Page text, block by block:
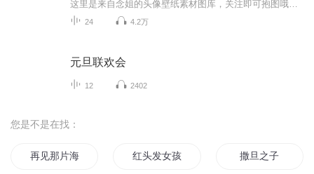
24 4.2万
元旦联欢会
12 2402
您是不是在找：
再见那片海 红头发女孩 撒旦之子